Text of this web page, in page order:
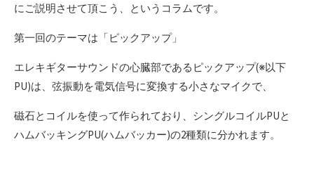
にご説明させて頂こう、というコラムです。
第一回のテーマは「ピックアップ」
エレキギターサウンドの心臓部であるピックアップ(※以下
PU)は、弦振動を電気信号に変換する小さなマイクで、
磁石とコイルを使って作られており、シングルコイルPUと
ハムバッキングPU(ハムバッカー)の2種類に分かれます。